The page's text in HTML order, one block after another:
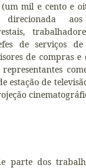
mil e cento e
aos
de serviços
de compras e
estação de
parte dos